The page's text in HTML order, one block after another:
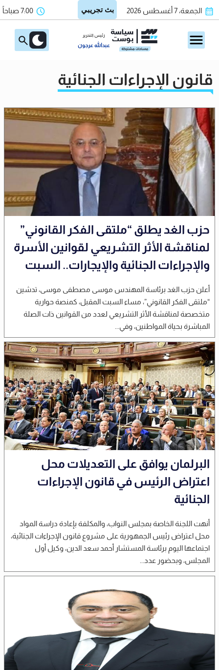
الجمعة، 7 أغسطس 2026 7:00 صباحاً
رئيس التحرير
عبدالله عرجون
قانون الإجراءات الجنائية
حزب الغد يطلق “ملتقى الفكر القانوني”
لمناقشة الأثر التشريعي لقوانين الأسرة
والإجراءات الجنائية والإيجارات.. السبت
أعلن حزب الغد برئاسة المهندس موسى مصطفى موسى، تدشين
“ملتقى الفكر القانوني”، مساء السبت المقبل، كمنصة حوارية
متخصصة لمناقشة الأثر التشريعي لعدد من القوانين ذات الصلة
المباشرة بحياة المواطنين، وفي...
البرلمان يوافق على التعديلات محل
اعتراض الرئيس في قانون الإجراءات
الجنائية
أنهت اللجنة الخاصة بمجلس النواب، والمكلفة بإعادة دراسة المواد
محل اعتراض رئيس الجمهورية على مشروع قانون الإجراءات الجنائية،
اجتماعها اليوم برئاسة المستشار أحمد سعد الدين، وكيل أول
المجلس، وبحضور عدد...